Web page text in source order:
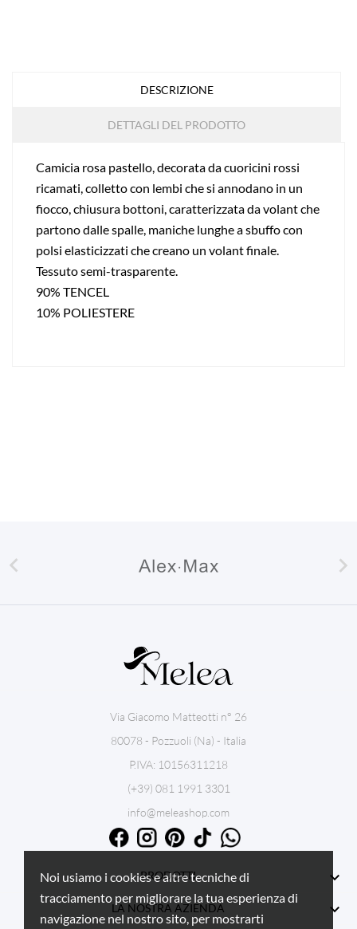
Noi usiamo i cookies e altre tecniche di
tracciamento per migliorare la tua esperienza di
navigazione nel nostro sito, per mostrarti
DESCRIZIONE
DETTAGLI DEL PRODOTTO
Camicia rosa pastello, decorata da cuoricini rossi
ricamati, colletto con lembi che si annodano in un
fiocco, chiusura bottoni, caratterizzata da volant che
partono dalle spalle, maniche lunghe a sbuffo con
polsi elasticizzati che creano un volant finale.
Tessuto semi-trasparente.
90% TENCEL
10% POLIESTERE
 
Via Giacomo Matteotti n° 26
80078 - Pozzuoli (Na) - Italia
P.IVA: 10156311218
(+39) 081 1991 3301
info@meleashop.com
PRODOTTI 
LA NOSTRA AZIENDA 